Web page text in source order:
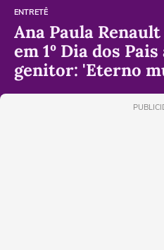
ENTRETÊ
Ana Paula
em 1º Dia dos
genitor: 'Eterno